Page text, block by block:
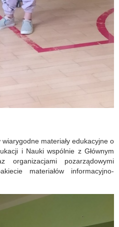
materiały edukacyjne o
i Nauki wspólnie z Głównym
organizacjami pozarządowymi
materiałów informacyjno-